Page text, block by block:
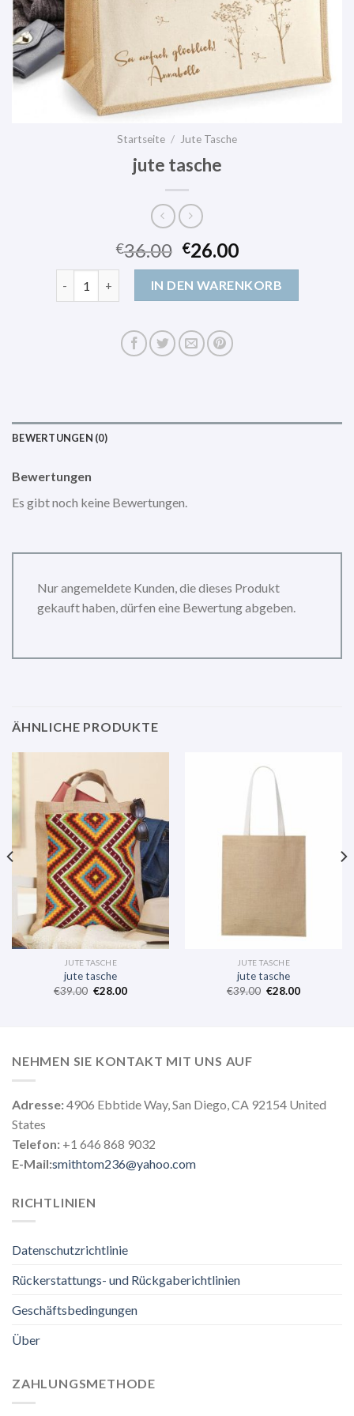
Startseite / Jute Tasche
jute tasche
€36.00 €26.00
IN DEN WARENKORB
BEWERTUNGEN (0)
Bewertungen
Es gibt noch keine Bewertungen.
Nur angemeldete Kunden, die dieses Produkt
gekauft haben, dürfen eine Bewertung abgeben.
ÄHNLICHE PRODUKTE
JUTE TASCHE
jute tasche
€39.00 €28.00
JUTE TASCHE
jute tasche
€39.00 €28.00
NEHMEN SIE KONTAKT MIT UNS AUF
Adresse:4906 Ebbtide Way, San Diego, CA 92154 United
States
Telefon: +1 646 868 9032
E-Mail:smithtom236@yahoo.com
RICHTLINIEN
Datenschutzrichtlinie
Rückerstattungs- und Rückgaberichtlinien
Geschäftsbedingungen
Über
ZAHLUNGSMETHODE